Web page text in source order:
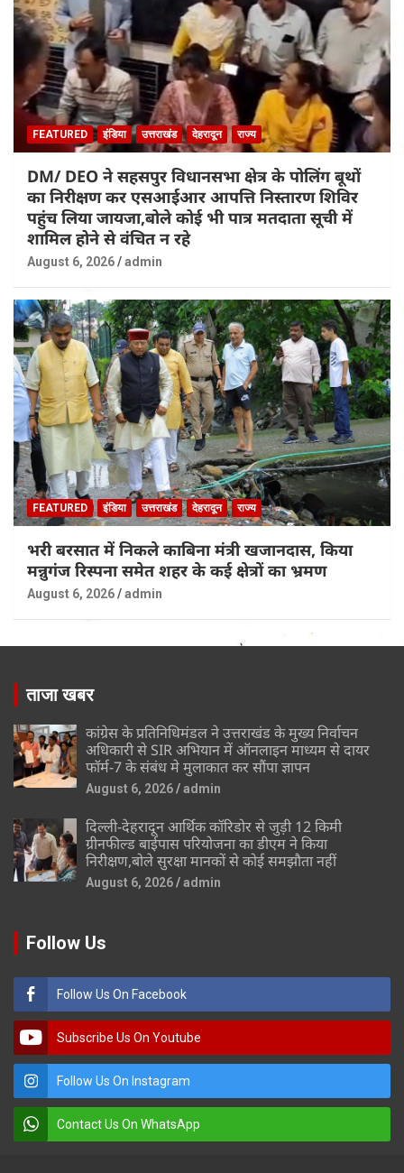
FEATURED इंडिया उत्तराखंड देहरादून राज्य
DM/ DEO ने सहसपुर विधानसभा क्षेत्र के पोलिंग बूथों
का निरीक्षण कर एसआईआर आपत्ति निस्तारण शिविर
पहुंच लिया जायजा,बोले कोई भी पात्र मतदाता सूची में
शामिल होने से वंचित न रहे
August 6, 2026 admin
FEATURED इंडिया उत्तराखंड देहरादून राज्य
भरी बरसात में निकले काबिना मंत्री खजानदास, किया
मन्नुगंज रिस्पना समेत शहर के कई क्षेत्रों का भ्रमण
August 6, 2026 admin
ताजा खबर
कांग्रेस के प्रतिनिधिमंडल ने उत्तराखंड के मुख्य निर्वाचन
अधिकारी से SIR अभियान में ऑनलाइन माध्यम से दायर
फॉर्म-7 के संबंध मे मुलाकात कर सौंपा ज्ञापन
August 6, 2026 admin
दिल्ली-देहरादून आर्थिक कॉरिडोर से जुड़ी 12 किमी
ग्रीनफील्ड बाईपास परियोजना का डीएम ने किया
निरीक्षण,बोले सुरक्षा मानकों से कोई समझौता नहीं
August 6, 2026 admin
Follow Us
Follow Us On Facebook
Subscribe Us On Youtube
Follow Us On Instagram
Contact Us On WhatsApp